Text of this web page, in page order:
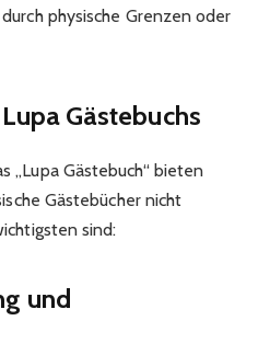
physische Grenzen oder
Gästebuchs
„Lupa Gästebuch“ bieten
Gästebücher nicht
sind:
und